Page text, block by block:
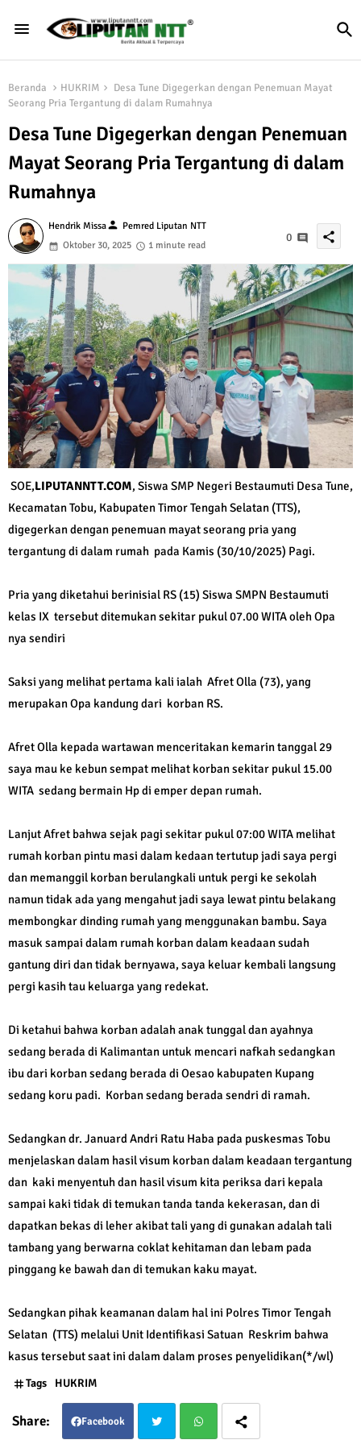
Beranda HUKRIM
Desa Tune Digegerkan dengan Penemuan Mayat
Seorang Pria Tergantung di dalam Rumahnya
Desa Tune Digegerkan dengan Penemuan
Mayat Seorang Pria Tergantung di dalam
Rumahnya
Hendrik Missaperson Pemred Liputan NTT
Oktober 30, 2025
1 minute read
0 share
SOE,LIPUTANNTT.COM, Siswa SMP Negeri Bestaumuti Desa Tune,
Kecamatan Tobu, Kabupaten Timor Tengah Selatan (TTS),
digegerkan dengan penemuan mayat seorang pria yang
tergantung di dalam rumah pada Kamis (30/10/2025) Pagi.
Pria yang diketahui berinisial RS (15) Siswa SMPN Bestaumuti
kelas IX tersebut ditemukan sekitar pukul 07.00 WITA oleh Opa
nya sendiri
Saksi yang melihat pertama kali ialah Afret Olla (73), yang
merupakan Opa kandung dari korban RS.
Afret Olla kepada wartawan menceritakan kemarin tanggal 29
saya mau ke kebun sempat melihat korban sekitar pukul 15.00
WITA sedang bermain Hp di emper depan rumah.
Lanjut Afret bahwa sejak pagi sekitar pukul 07:00 WITA melihat
rumah korban pintu masi dalam kedaan tertutup jadi saya pergi
dan memanggil korban berulangkali untuk pergi ke sekolah
namun tidak ada yang mengahut jadi saya lewat pintu belakang
membongkar dinding rumah yang menggunakan bambu. Saya
masuk sampai dalam rumah korban dalam keadaan sudah
gantung diri dan tidak bernyawa, saya keluar kembali langsung
pergi kasih tau keluarga yang redekat.
Di ketahui bahwa korban adalah anak tunggal dan ayahnya
sedang berada di Kalimantan untuk mencari nafkah sedangkan
ibu dari korban sedang berada di Oesao kabupaten Kupang
sedang koru padi. Korban sedang berada sendri di ramah.
Sedangkan dr. Januard Andri Ratu Haba pada puskesmas Tobu
menjelaskan dalam hasil visum korban dalam keadaan tergantung
dan kaki menyentuh dan hasil visum kita periksa dari kepala
sampai kaki tidak di temukan tanda tanda kekerasan, dan di
dapatkan bekas di leher akibat tali yang di gunakan adalah tali
tambang yang berwarna coklat kehitaman dan lebam pada
pinggang ke bawah dan di temukan kaku mayat.
Sedangkan pihak keamanan dalam hal ini Polres Timor Tengah
Selatan (TTS) melalui Unit Identifikasi Satuan Reskrim bahwa
kasus tersebut saat ini dalam dalam proses penyelidikan(*/wl)
Tags HUKRIM
Facebook